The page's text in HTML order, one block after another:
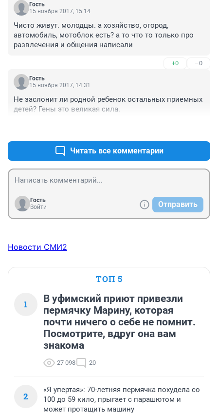
Гость
15 ноября 2017, 15:14
Чисто живут. молодцы. а хозяйство, огород,
автомобиль, мотоблок есть? а то что то только про
развлечения и общения написали
+0 –0
Гость
15 ноября 2017, 14:31
Не заслонит ли родной ребенок остальных приемных
детей? Гены это великая сила.
Читать все комментарии
Гость
Войти
Отправить
Новости СМИ2
ТОП 5
1
В уфимский приют привезли
пермячку Марину, которая
почти ничего о себе не помнит.
Посмотрите, вдруг она вам
знакома
27 098 20
2
«Я упертая»: 70-летняя пермячка похудела со
100 до 59 кило, прыгает с парашютом и
может протащить машину